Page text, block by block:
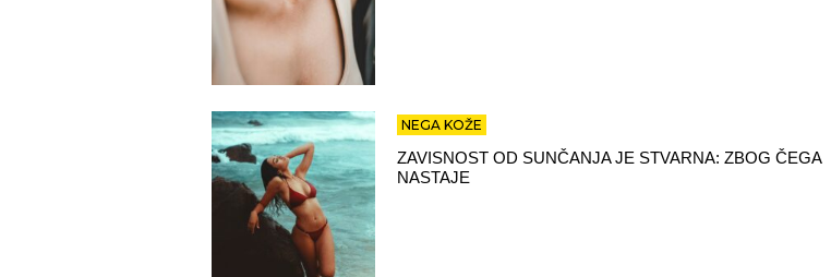
NEGA KOŽE
ZAVISNOST OD SUNČANJA JE STVARNA: ZBOG ČEGA
NASTAJE